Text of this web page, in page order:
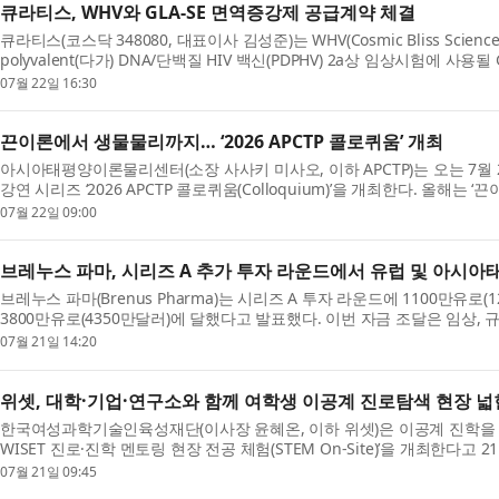
큐라티스, WHV와 GLA-SE 면역증강제 공급계약 체결
큐라티스(코스닥 348080, 대표이사 김성준)는 WHV(Cosmic Bliss
polyvalent(다가) DNA/단백질 HIV 백신(PDPHV) 2a상 임상시험에 사용
용 공급 계약(Clinic...
07월 22일 16:30
끈이론에서 생물물리까지… ‘2026 APCTP 콜로퀴움’ 개최
아시아태평양이론물리센터(소장 사사키 미사오, 이하 APCTP)는 오는 7
강연 시리즈 ‘2026 APCTP 콜로퀴움(Colloquium)’을 개최한다. 올해는 ‘
주제로...
07월 22일 09:00
브레누스 파마, 시리즈 A 추가 투자 라운드에서 유럽 및 아시아
브레누스 파마(Brenus Pharma)는 시리즈 A 투자 라운드에 1100만유로
3800만유로(4350만달러)에 달했다고 발표했다. 이번 자금 조달은 임상,
영하며, ...
07월 21일 14:20
위셋, 대학·기업·연구소와 함께 여학생 이공계 진로탐색 현장 넓
한국여성과학기술인육성재단(이사장 윤혜온, 이하 위셋)은 이공계 진학
WISET 진로·진학 멘토링 현장 전공 체험(STEM On-Site)’을 개최한다고
탐색-...
07월 21일 09:45